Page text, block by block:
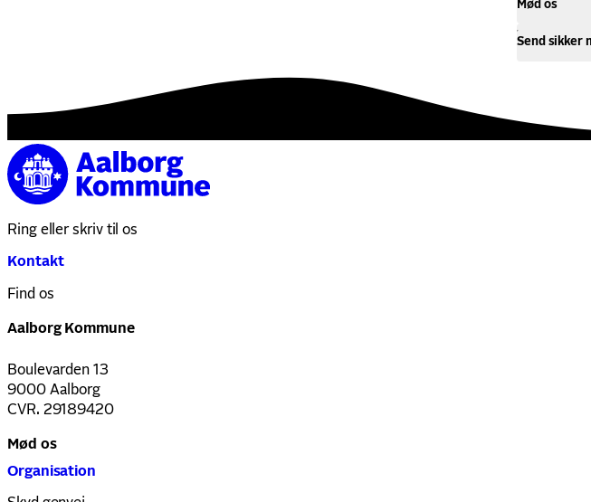
Mød os
Send sikker
Ring eller skriv til os
Kontakt
Find os
Aalborg Kommune
Boulevarden 13
9000 Aalborg
CVR. 29189420
Mød os
Organisation